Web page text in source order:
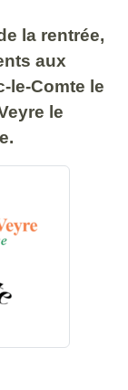
la rentrée,
aux
le-Comte le
le